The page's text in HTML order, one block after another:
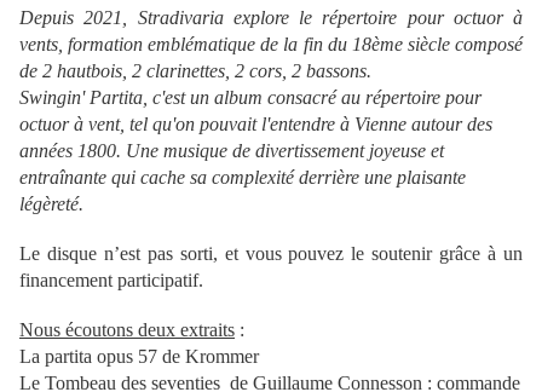
Depuis 2021, Stradivaria explore le répertoire pour octuor à
vents, formation emblématique de la fin du 18ème siècle composé
de 2 hautbois, 2 clarinettes, 2 cors, 2 bassons.
Swingin' Partita, c'est un album consacré au répertoire pour
octuor à vent, tel qu'on pouvait l'entendre à Vienne autour des
années 1800. Une musique de divertissement joyeuse et
entraînante qui cache sa complexité derrière une plaisante
légèreté.
Le disque n’est pas sorti, et vous pouvez le soutenir grâce à un
financement participatif.
Nous écoutons deux extraits :
La partita opus 57 de Krommer
Le Tombeau des seventies de Guillaume Connesson : commande